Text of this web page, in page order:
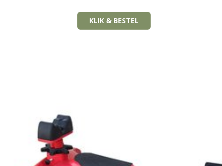
KLIK & BESTEL